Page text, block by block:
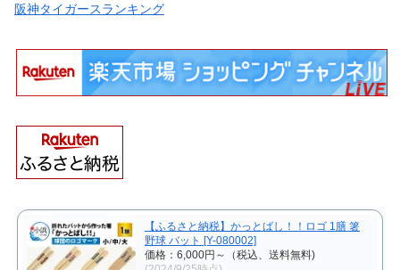
阪神タイガースランキング
【ふるさと納税】かっとばし！！ロゴ 1膳 箸
野球 バット [Y-080002]
価格：6,000円～（税込、送料無料)